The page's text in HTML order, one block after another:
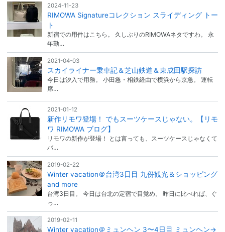
2024-11-23
RIMOWA Signatureコレクション スライディング トー
ト
新宿での用件はこちら。 久しぶりのRIMOWAネタですわ。 永
年勤…
2021-04-03
スカイライナー乗車記＆芝山鉄道＆東成田駅探訪
今日は汐入で用務。 小田急・相鉄経由で横浜から京急。 運転
席…
2021-01-12
新作リモワ登場！ でもスーツケースじゃない。【リモ
ワ RIMOWA ブログ】
リモワの新作が登場！ とは言っても、スーツケースじゃなくて
バ…
2019-02-22
Winter vacation＠台湾3日目 九份観光＆ショッピング
and more
台湾3日目。 今日は台北の定宿で目覚め。 昨日に比べれば、ぐ
っ…
2019-02-11
Winter vacation＠ミュンヘン 3〜4日目 ミュンヘン→